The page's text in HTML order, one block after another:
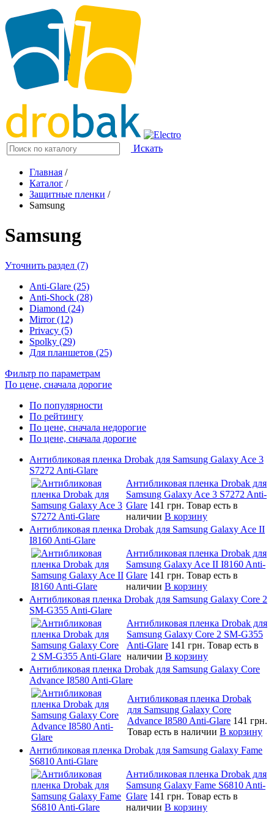
Искать
Главная /
Каталог /
Защитные пленки /
Samsung
Samsung
Уточнить раздел (7)
Anti-Glare (25)
Anti-Shock (28)
Diamond (24)
Mirror (12)
Privacy (5)
Spolky (29)
Для планшетов (25)
Фильтр по параметрам
По цене, сначала дорогие
По популярности
По рейтингу
По цене, сначала недорогие
По цене, сначала дорогие
Антибликовая пленка Drobak для Samsung Galaxy Ace 3
S7272 Anti-Glare
Антибликовая пленка Drobak для
Samsung Galaxy Ace 3 S7272 Anti-
Glare 141 грн. Товар есть в
наличии В корзину
Антибликовая пленка Drobak для Samsung Galaxy Ace II
I8160 Anti-Glare
Антибликовая пленка Drobak для
Samsung Galaxy Ace II I8160 Anti-
Glare 141 грн. Товар есть в
наличии В корзину
Антибликовая пленка Drobak для Samsung Galaxy Core 2
SM-G355 Anti-Glare
Антибликовая пленка Drobak для
Samsung Galaxy Core 2 SM-G355
Anti-Glare 141 грн. Товар есть в
наличии В корзину
Антибликовая пленка Drobak для Samsung Galaxy Core
Advance I8580 Anti-Glare
Антибликовая пленка Drobak
для Samsung Galaxy Core
Advance I8580 Anti-Glare 141 грн.
Товар есть в наличии В корзину
Антибликовая пленка Drobak для Samsung Galaxy Fame
S6810 Anti-Glare
Антибликовая пленка Drobak для
Samsung Galaxy Fame S6810 Anti-
Glare 141 грн. Товар есть в
наличии В корзину